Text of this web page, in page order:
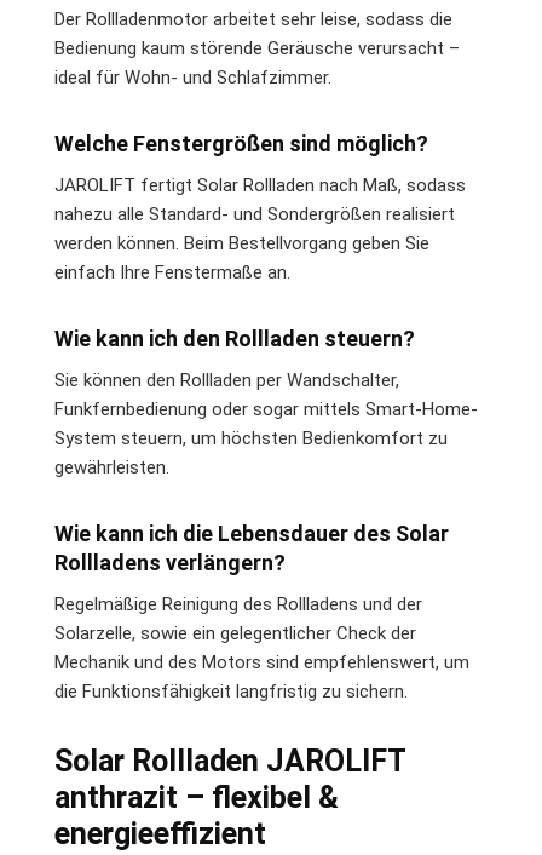
Der Rollladenmotor arbeitet sehr leise, sodass die
Bedienung kaum störende Geräusche verursacht –
ideal für Wohn- und Schlafzimmer.
Welche Fenstergrößen sind möglich?
JAROLIFT fertigt Solar Rollladen nach Maß, sodass
nahezu alle Standard- und Sondergrößen realisiert
werden können. Beim Bestellvorgang geben Sie
einfach Ihre Fenstermaße an.
Wie kann ich den Rollladen steuern?
Sie können den Rollladen per Wandschalter,
Funkfernbedienung oder sogar mittels Smart-Home-
System steuern, um höchsten Bedienkomfort zu
gewährleisten.
Wie kann ich die Lebensdauer des Solar
Rollladens verlängern?
Regelmäßige Reinigung des Rollladens und der
Solarzelle, sowie ein gelegentlicher Check der
Mechanik und des Motors sind empfehlenswert, um
die Funktionsfähigkeit langfristig zu sichern.
Solar Rollladen JAROLIFT
anthrazit – flexibel &
energieeffizient